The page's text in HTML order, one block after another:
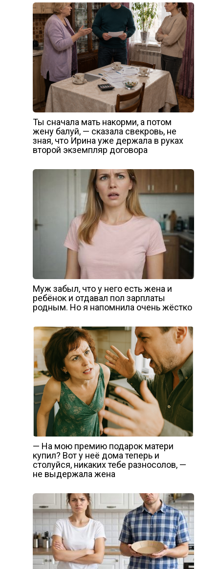
Ты сначала мать накорми, а потом
жену балуй, — сказала свекровь, не
зная, что Ирина уже держала в руках
второй экземпляр договора
Муж забыл, что у него есть жена и
ребёнок и отдавал пол зарплаты
родным. Но я напомнила очень жёстко
— На мою премию подарок матери
купил? Вот у неё дома теперь и
столуйся, никаких тебе разносолов, —
не выдержала жена